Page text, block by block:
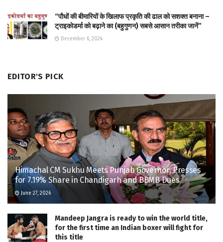
“पौधों की बीमारियों के खिलाफ प्रकृति की ढाल को सशक्त बनाना –
ट्राइकोडर्मा को बढ़ाने का (बहुगुणन) सबसे आसान तरीका जानें”
December 6, 2024
EDITOR'S PICK
Himachal CM Sukhu Meets Punjab Governor, Presses
for 7.19% Share in Chandigarh and BBMB Dues
June 27, 2026
Mandeep Jangra is ready to win the world title,
for the first time an Indian boxer will fight for
this title